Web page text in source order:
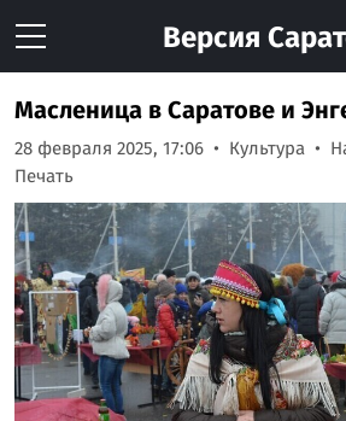
Версия
Масленица в Саратове и
28 февраля 2025, 17:06 Культура
Печать